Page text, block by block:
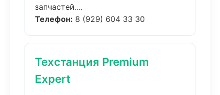
запчастей....
Телефон: 8 (929) 604 33 30
Техстанция Premium
Expert